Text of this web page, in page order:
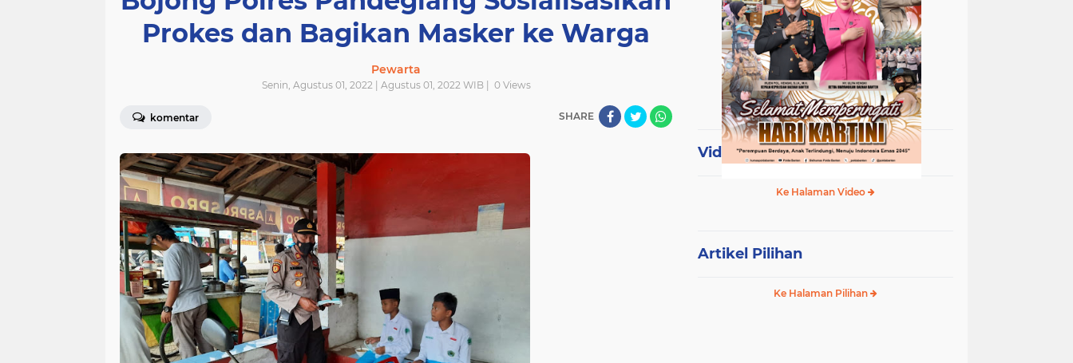
Prokes dan Bagikan Masker ke Warga
Pewarta
Senin, Agustus 01, 2022 | Agustus 01, 2022 WIB | 0Views
komentar SHARE
Video Terpopuler
Ke Halaman Video
Artikel Pilihan
Ke Halaman Pilihan